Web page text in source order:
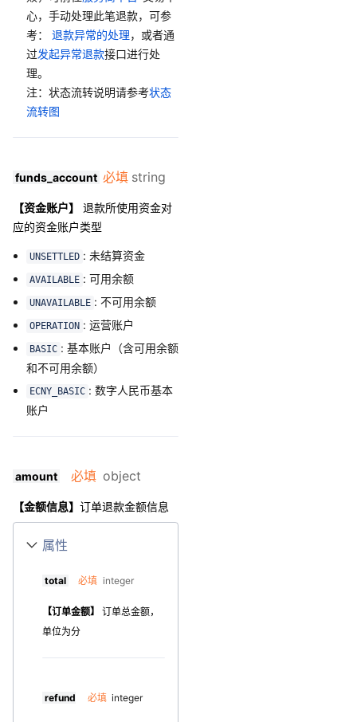
心，手动处理此笔退款，可参
考： 退款异常的处理，或者通
过发起异常退款接口进行处
理。
注：状态流转说明请参考状态
流转图
funds_account 必填 string
【资金账户】
退款所使用资金对
应的资金账户类型
UNSETTLED : 未结算资金
AVAILABLE : 可用余额
UNAVAILABLE : 不可用余额
OPERATION : 运营账户
BASIC : 基本账户（含可用余额
和不可用余额）
ECNY_BASIC : 数字人民币基本
账户
amount 必填 object
【金额信息】 订单退款金额信息
属性
total 必填 integer
【订单金额】
订单总金额，
单位为分
refund 必填 integer